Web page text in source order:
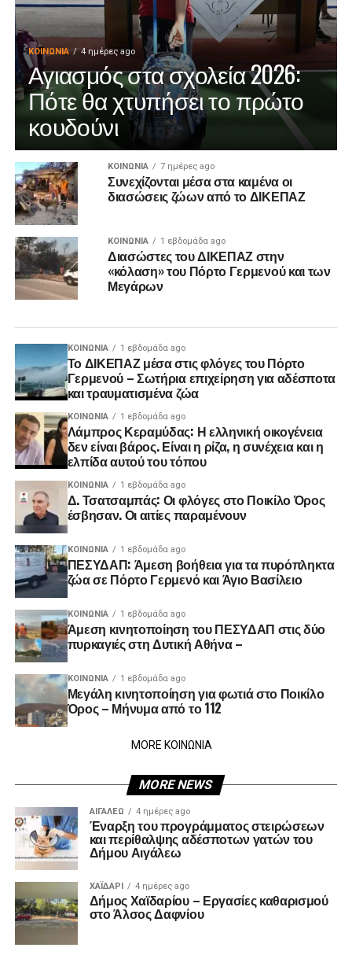
ΚΟΙΝΩΝΊΑ 4 ημέρες ago
Αγιασμός στα σχολεία 2026:
Πότε θα χτυπήσει το πρώτο
κουδούνι
ΚΟΙΝΩΝΊΑ 7 ημέρες ago
Συνεχίζονται μέσα στα καμένα οι
διασώσεις ζώων από το ΔΙΚΕΠΑΖ
ΚΟΙΝΩΝΊΑ 1 εβδομάδα ago
Διασώστες του ΔΙΚΕΠΑΖ στην
«κόλαση» του Πόρτο Γερμενού και των
Μεγάρων
ΚΟΙΝΩΝΊΑ 1 εβδομάδα ago
Το ΔΙΚΕΠΑΖ μέσα στις φλόγες του Πόρτο
Γερμενού – Σωτήρια επιχείρηση για αδέσποτα
και τραυματισμένα ζώα
ΚΟΙΝΩΝΊΑ 1 εβδομάδα ago
Λάμπρος Κεραμύδας: Η ελληνική οικογένεια
δεν είναι βάρος. Είναι η ρίζα, η συνέχεια και η
ελπίδα αυτού του τόπου
ΚΟΙΝΩΝΊΑ 1 εβδομάδα ago
Δ. Τσατσαμπάς: Οι φλόγες στο Ποικίλο Όρος
έσβησαν. Οι αιτίες παραμένουν
ΚΟΙΝΩΝΊΑ 1 εβδομάδα ago
ΠΕΣΥΔΑΠ: Άμεση βοήθεια για τα πυρόπληκτα
ζώα σε Πόρτο Γερμενό και Άγιο Βασίλειο
ΚΟΙΝΩΝΊΑ 1 εβδομάδα ago
Άμεση κινητοποίηση του ΠΕΣΥΔΑΠ στις δύο
πυρκαγιές στη Δυτική Αθήνα –
ΚΟΙΝΩΝΊΑ 1 εβδομάδα ago
Μεγάλη κινητοποίηση για φωτιά στο Ποικίλο
Όρος – Μήνυμα από το 112
MORE ΚΟΙΝΩΝΙΑ
MORE NEWS
ΑΙΓΑΛΕΩ 4 ημέρες ago
Έναρξη του προγράμματος στειρώσεων
και περίθαλψης αδέσποτων γατών του
Δήμου Αιγάλεω
ΧΑΪΔΑΡΙ 4 ημέρες ago
Δήμος Χαϊδαρίου – Εργασίες καθαρισμού
στο Άλσος Δαφνίου